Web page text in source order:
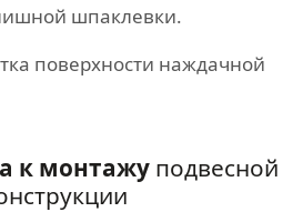
шпаклевки.
поверхности наждачной
к монтажу подвесной